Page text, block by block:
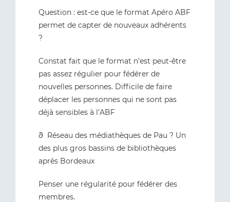
Question : est-ce que le format Apéro ABF
permet de capter de nouveaux adhérents
?
Constat fait que le format n’est peut-être
pas assez régulier pour fédérer de
nouvelles personnes. Difficile de faire
déplacer les personnes qui ne sont pas
déjà sensibles à l’ABF
ð Réseau des médiathèques de Pau ? Un
des plus gros bassins de bibliothèques
après Bordeaux
Penser une régularité pour fédérer des
membres.